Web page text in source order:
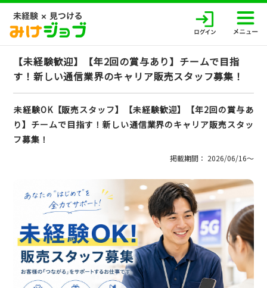
【未経験歓迎】【年2回の賞与あり】チームで目指
す！新しい通信業界のキャリア販売スタッフ募集！
未経験OK【販売スタッフ】【未経験歓迎】【年2回の賞与あ
り】チームで目指す！新しい通信業界のキャリア販売スタッ
フ募集！
掲載期間： 2026/06/16〜